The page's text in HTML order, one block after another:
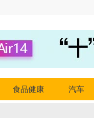
食品健康 汽车